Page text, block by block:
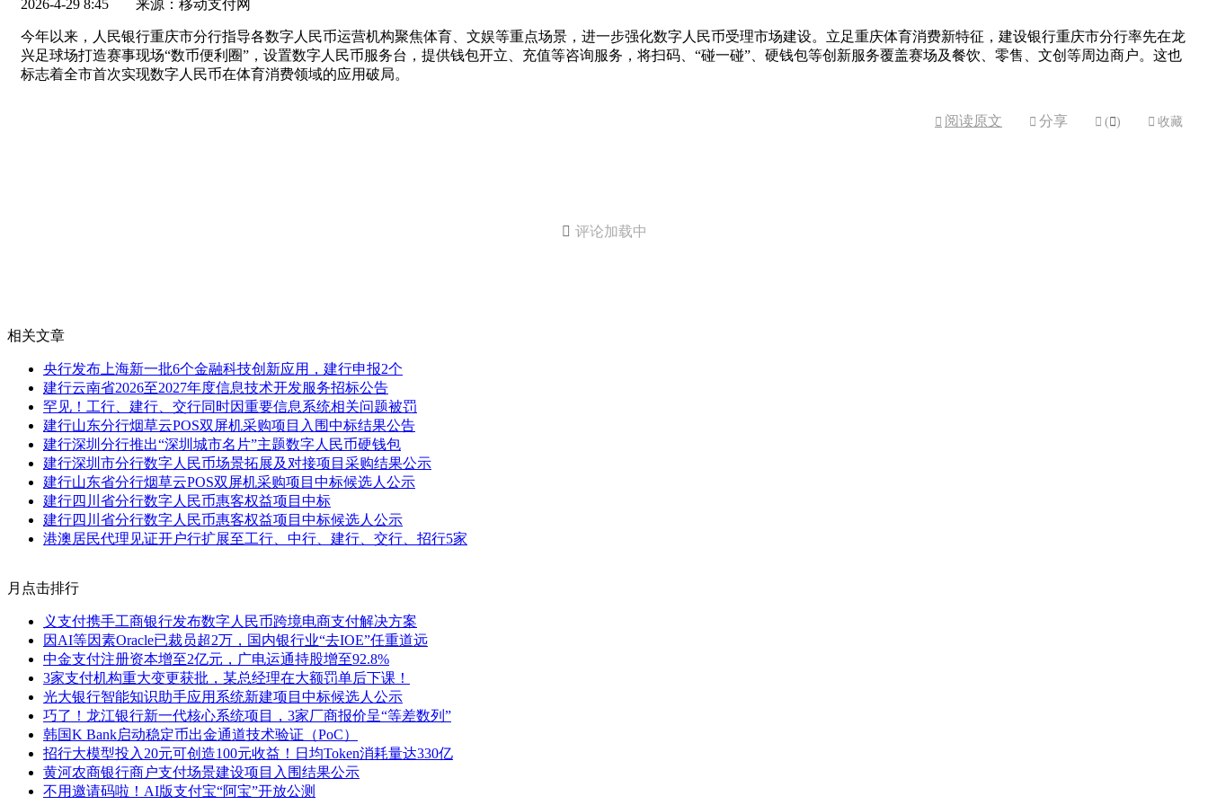
2026-4-29 8:45 来源：移动支付网
今年以来，人民银行重庆市分行指导各数字人民币运营机构聚焦体育、文娱等重点场景，进一步强化数字人民币受理市场建设。立足重庆体育消费新特征，建设银行重庆市分行率先在龙
兴足球场打造赛事现场“数币便利圈”，设置数字人民币服务台，提供钱包开立、充值等咨询服务，将扫码、“碰一碰”、硬钱包等创新服务覆盖赛场及餐饮、零售、文创等周边商户。这也
标志着全市首次实现数字人民币在体育消费领域的应用破局。
 阅读原文  分享  ( )  收藏
 评论加载中
相关文章
央行发布上海新一批6个金融科技创新应用，建行申报2个
建行云南省2026至2027年度信息技术开发服务招标公告
罕见！工行、建行、交行同时因重要信息系统相关问题被罚
建行山东分行烟草云POS双屏机采购项目入围中标结果公告
建行深圳分行推出“深圳城市名片”主题数字人民币硬钱包
建行深圳市分行数字人民币场景拓展及对接项目采购结果公示
建行山东省分行烟草云POS双屏机采购项目中标候选人公示
建行四川省分行数字人民币惠客权益项目中标
建行四川省分行数字人民币惠客权益项目中标候选人公示
港澳居民代理见证开户行扩展至工行、中行、建行、交行、招行5家
月点击排行
义支付携手工商银行发布数字人民币跨境电商支付解决方案
因AI等因素Oracle已裁员超2万，国内银行业“去IOE”任重道远
中金支付注册资本增至2亿元，广电运通持股增至92.8%
3家支付机构重大变更获批，某总经理在大额罚单后下课！
光大银行智能知识助手应用系统新建项目中标候选人公示
巧了！龙江银行新一代核心系统项目，3家厂商报价呈“等差数列”
韩国K Bank启动稳定币出金通道技术验证（PoC）
招行大模型投入20元可创造100元收益！日均Token消耗量达330亿
黄河农商银行商户支付场景建设项目入围结果公示
不用邀请码啦！AI版支付宝“阿宝”开放公测